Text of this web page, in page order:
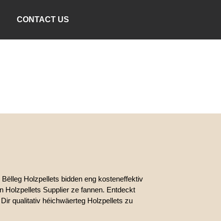
CONTACT US
Holzpellets bidden eng kosteneffektiv
Holzpellets Supplier ze fannen. Entdeckt
qualitativ héichwäerteg Holzpellets zu